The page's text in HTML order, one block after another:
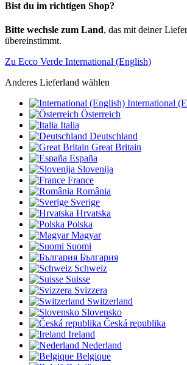
Bist du im richtigen Shop?
Bitte wechsle zum Land, das mit deiner
übereinstimmt.
Zu Ecco Verde International (English)
Anderes Lieferland wählen
International
Österreich
Italia
Deutschland
Great Britain
España
Slovenija
France
România
Sverige
Hrvatska
Polska
Magyar
Suomi
България
Schweiz
Suisse
Svizzera
Switzerland
Slovensko
Česká republika
Ireland
Nederland
Belgique